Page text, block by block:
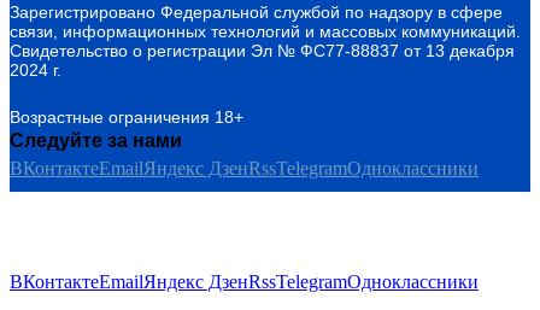
Зарегистрировано Федеральной службой по надзору в сфере
связи, информационных технологий и массовых коммуникаций.
Свидетельство о регистрации Эл № ФС77-88837 от 13 декабря
2024 г.
Возрастные ограничения 18+
Следуйте за нами
ВКонтактеEmailЯндекс ДзенRssTelegramОдноклассники
ВКонтактеEmailЯндекс ДзенRssTelegramОдноклассники